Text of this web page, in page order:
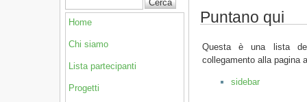
Home
Chi siamo
Lista partecipanti
Progetti
Puntano qui
Questa è una lista
collegamento alla pagina
sidebar